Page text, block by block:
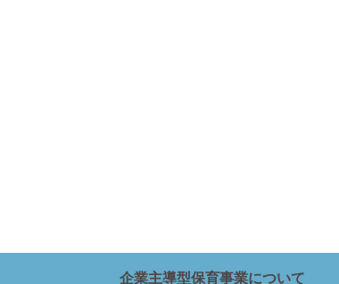
企業主導型保育事業について